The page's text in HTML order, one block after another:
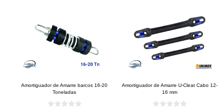
Amortiguador de Amarre barcos 16-20
Toneladas
Amortiguador de Amarre U-Cleat Cabo 12-
16 mm